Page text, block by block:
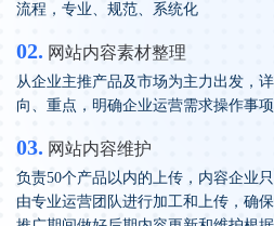
流程，专业、规范、系统化
02. 网站内容素材整理
从企业主推产品及市场为主力出发，
向、重点，明确企业运营需求操作事
03. 网站内容维护
负责50个产品以内的上传，内容企业
由专业运营团队进行加工和上传，确